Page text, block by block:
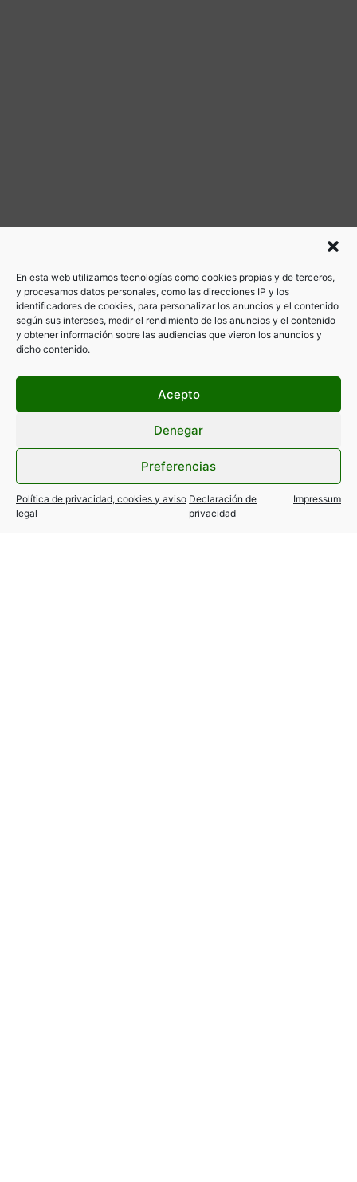
En esta web utilizamos tecnologías como cookies propias y de terceros,
y procesamos datos personales, como las direcciones IP y los
identificadores de cookies, para personalizar los anuncios y el contenido
según sus intereses, medir el rendimiento de los anuncios y el contenido
y obtener información sobre las audiencias que vieron los anuncios y
dicho contenido.
Acepto
Denegar
Preferencias
Política de privacidad, cookies y aviso
legal
Declaración de
privacidad
Impressum
ANTERIOR
TOMAMOS NUEVAS MEDIDAS PARA LA REGULARIZACIÓN DEL SECTOR EN MADRID
SIGUIENTE
Taxi de Madrid 52